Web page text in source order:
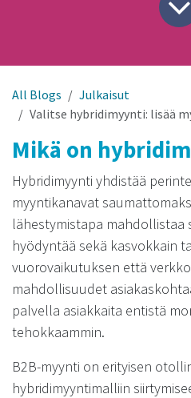
All Blogs
Julkaisut
Valitse hybridimyynti: lisää
Mikä on
Hybridimyynti yhdistää
myyntikanavat
lähestymistapa mahdollistaa
hyödyntää sekä kasvokkain
vuorovaikutuksen että
mahdollisuudet
palvella asiakkaita entistä
tehokkaammin.
B2B-myynti on erityisen
hybridimyyntimalliin